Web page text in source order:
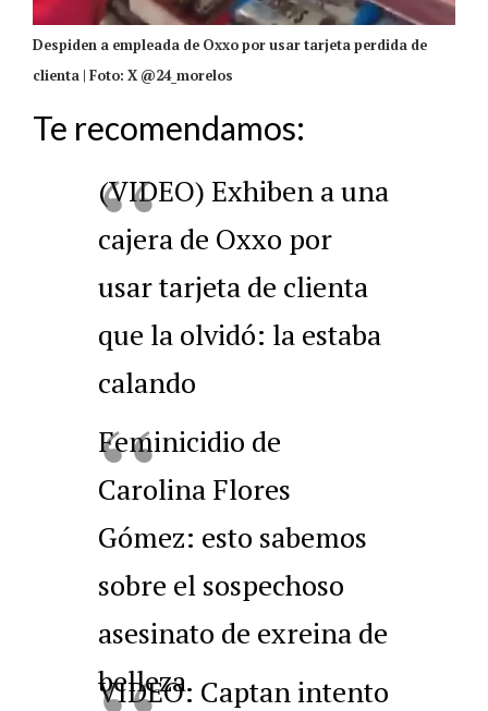
Despiden a empleada de Oxxo por usar tarjeta perdida de
clienta | Foto: X @24_morelos
Te recomendamos:
(VIDEO) Exhiben a una
cajera de Oxxo por
usar tarjeta de clienta
que la olvidó: la estaba
calando
Feminicidio de
Carolina Flores
Gómez: esto sabemos
sobre el sospechoso
asesinato de exreina de
belleza
VIDEO: Captan intento